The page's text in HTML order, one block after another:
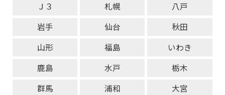
Ｊ３
札幌
八戸
岩手
仙台
秋田
山形
福島
いわき
鹿島
水戸
栃木
群馬
浦和
大宮